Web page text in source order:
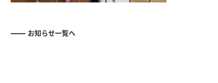
お知らせ一覧へ